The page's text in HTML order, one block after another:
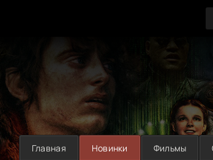
Главная Новинки Фильмы